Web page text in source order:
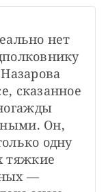
нет
сказанное
Он,
одну
тяжкие
—